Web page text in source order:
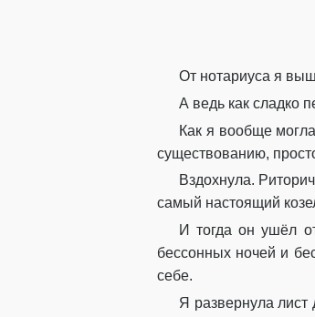
От нотариуса я
А ведь как сладко
Как я вообще
существованию,
Вздохнула.
самый настоящий
И тогда он ушёл
бессонных ночей и
себе.
Я развернула лист